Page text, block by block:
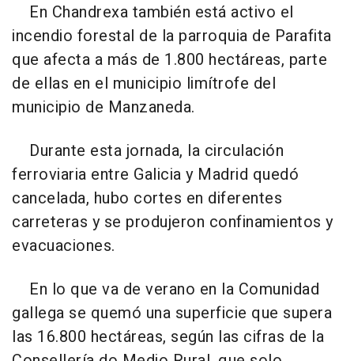
En Chandrexa también está activo el
incendio forestal de la parroquia de Parafita
que afecta a más de 1.800 hectáreas, parte
de ellas en el municipio limítrofe del
municipio de Manzaneda.
Durante esta jornada, la circulación
ferroviaria entre Galicia y Madrid quedó
cancelada, hubo cortes en diferentes
carreteras y se produjeron confinamientos y
evacuaciones.
En lo que va de verano en la Comunidad
gallega se quemó una superficie que supera
las 16.800 hectáreas, según las cifras de la